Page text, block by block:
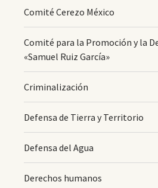
Comité Cerezo México
Comité para la Promoción y la
«Samuel Ruiz García»
Criminalización
Defensa de Tierra y Territorio
Defensa del Agua
Derechos humanos